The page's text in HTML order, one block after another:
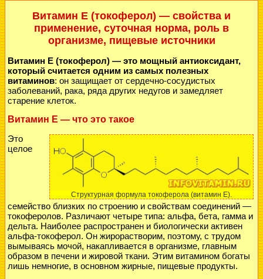
Витамин Е (токоферол) — свойства и
применение, суточная норма, роль в
организме, пищевые источники
Витамин Е (токоферол) — это мощный антиоксидант,
который считается одним из самых полезных
витаминов: он защищает от сердечно-сосудистых
заболеваний, рака, ряда других недугов и замедляет
старение клеток.
Витамин Е — что это такое
Структурная формула токоферола (витамин Е).
Это
целое
семейство близких по строению и свойствам соединений —
токоферолов. Различают четыре типа: альфа, бета, гамма и
дельта. Наиболее распространен и биологически активен
альфа-токоферол. Он жирорастворим, поэтому, с трудом
вымываясь мочой, накапливается в организме, главным
образом в печени и жировой ткани. Этим витамином богаты
лишь немногие, в основном жирные, пищевые продукты.